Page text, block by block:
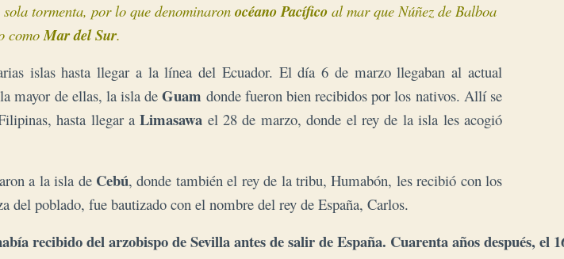
tormenta, por lo que denominaron océano Pacífico al mar que Núñez de Balboa
comoMar del Sur.
islas hasta llegar a la línea del Ecuador. El día 6 de marzo llegaban al actual
mayor de ellas, la isla de Guam donde fueron bien recibidos por los nativos. Allí se
hasta llegar aLimasawa el 28 de marzo, donde el rey de la isla les acogió
a la isla deCebú, donde también el rey de la tribu, Humabón, les recibió con los
del poblado, fue bautizado con el nombre del rey de España, Carlos.
recibido del arzobispo de Sevilla antes de salir de España. Cuarenta años